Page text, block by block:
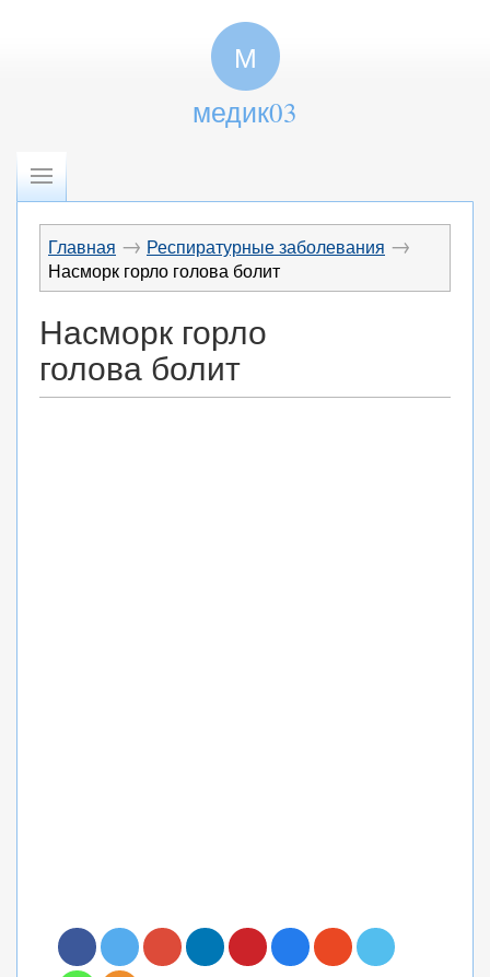
М
медик03
Главная → Респиратурные заболевания →
Насморк горло голова болит
Насморк горло
голова болит